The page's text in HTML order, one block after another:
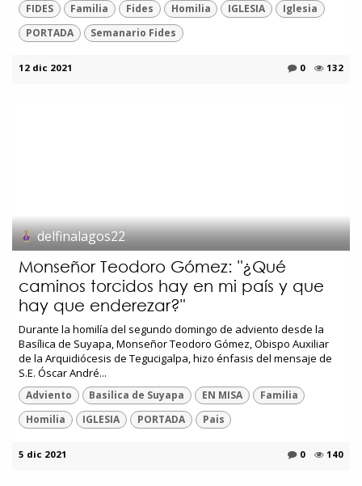
FIDES Familia Fides Homilia IGLESIA
Iglesia
PORTADA
Semanario Fides
12 dic 2021 0 132
delfinalagos22
Monseñor Teodoro Gómez: "¿Qué
caminos torcidos hay en mi país y que
hay que enderezar?"
Durante la homilía del segundo domingo de adviento desde la
Basílica de Suyapa, Monseñor Teodoro Gómez, Obispo Auxiliar
de la Arquidiócesis de Tegucigalpa, hizo énfasis del mensaje de
S.E. Óscar André...
Adviento Basilica de Suyapa EN MISA
Familia
Homilia
IGLESIA PORTADA Pais
5 dic 2021 0 140